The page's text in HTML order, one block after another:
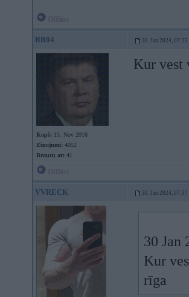
RR04 30. Jan 2024, 07:25
Kopš: 15. Nov 2016
Ziņojumi: 4052
Braucu ar: 41
Kur vest
VVRECK 30. Jan 2024, 07:57
30 Jan
Kur
rīga